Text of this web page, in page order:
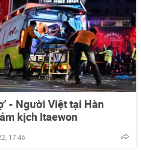
- Người Việt tại Hàn
kịch Itaewon
17:46